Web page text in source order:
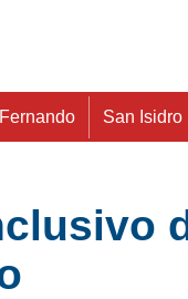
San Isidro